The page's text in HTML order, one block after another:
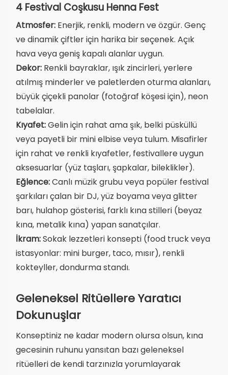
4 Festival Coşkusu Henna Fest
Atmosfer: Enerjik, renkli, modern ve özgür. Genç
ve dinamik çiftler için harika bir seçenek. Açık
hava veya geniş kapalı alanlar uygun.
Dekor: Renkli bayraklar, ışık zincirleri, yerlere
atılmış minderler ve paletlerden oturma alanları,
büyük çiçekli panolar (fotoğraf köşesi için), neon
tabelalar.
Kıyafet:Gelin için rahat ama şık, belki püsküllü
veya payetli bir mini elbise veya tulum. Misafirler
için rahat ve renkli kıyafetler, festivallere uygun
aksesuarlar (yüz taşları, şapkalar, bileklikler).
Eğlence:Canlı müzik grubu veya popüler festival
şarkıları çalan bir DJ, yüz boyama veya glitter
barı, hulahop gösterisi, farklı kına stilleri (beyaz
kına, metalik kına) yapan sanatçılar.
İkram:Sokak lezzetleri konsepti (food truck veya
istasyonlar: mini burger, taco, mısır), renkli
kokteyller, dondurma standı.
Geleneksel Ritüellere Yaratıcı
Dokunuşlar
Konseptiniz ne kadar modern olursa olsun, kına
gecesinin ruhunu yansıtan bazı geleneksel
ritüelleri de kendi tarzınızla yorumlayarak